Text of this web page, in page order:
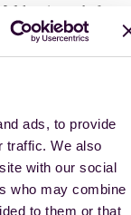
ads, to provide
traffic. We also
with our social
who may combine
to them or that
davon, ob Sie
– ob ich am Ende
ist immer etwas
auf diesem
sein, dass es ein
hoch, aber
dass sie solche